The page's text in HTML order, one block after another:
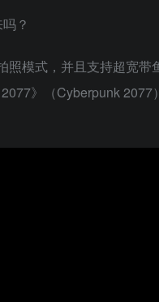
？
模式，并且支持超宽
》（Cyberpunk